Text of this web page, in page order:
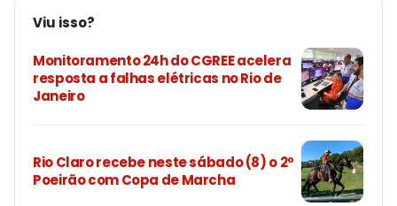
Viu isso?
Monitoramento 24h do CGREE acelera
resposta a falhas elétricas no Rio de
Janeiro
Rio Claro recebe neste sábado (8) o 2º
Poeirão com Copa de Marcha